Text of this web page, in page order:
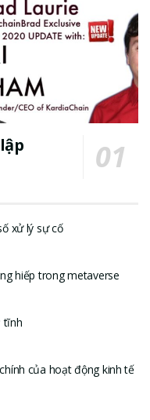
xử lý sự cố
hiếp trong metaverse
tĩnh
của hoạt động kinh tế